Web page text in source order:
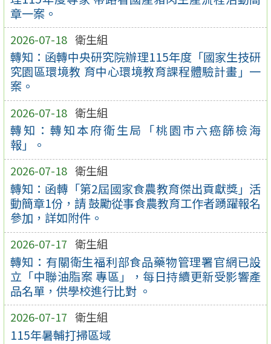
章一案。
2026-07-18 衛生組
轉知：函轉中央研究院辦理115年度「國家生技研
究園區環境教 育中心環境教育課程體驗計畫」一
案。
2026-07-18 衛生組
轉知：轉知本府衛生局「桃園市六癌篩檢海
報」。
2026-07-18 衛生組
轉知：函轉「第2屆國家食農教育傑出貢獻獎」活
動簡章1份，請 鼓勵從事食農教育工作者踴躍報名
參加，詳如附件。
2026-07-17 衛生組
轉知：有關衛生福利部食品藥物管理署官網已設
立「中聯油脂案 專區」，每日持續更新受影響產
品名單，供學校進行比對 。
2026-07-17 衛生組
115年暑輔打掃區域